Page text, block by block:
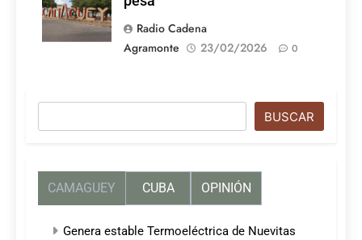
Radio Cadena
Agramonte
23/02/2026 0
BUSCAR
CAMAGUEY CUBA OPINIÓN
Genera estable Termoeléctrica de Nuevitas